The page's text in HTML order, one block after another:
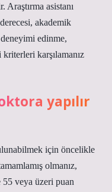
Araştırma asistanı
akademik
deneyimi edinme,
karşılamanız
yapılır
için öncelikle
olmanız,
veya üzeri puan